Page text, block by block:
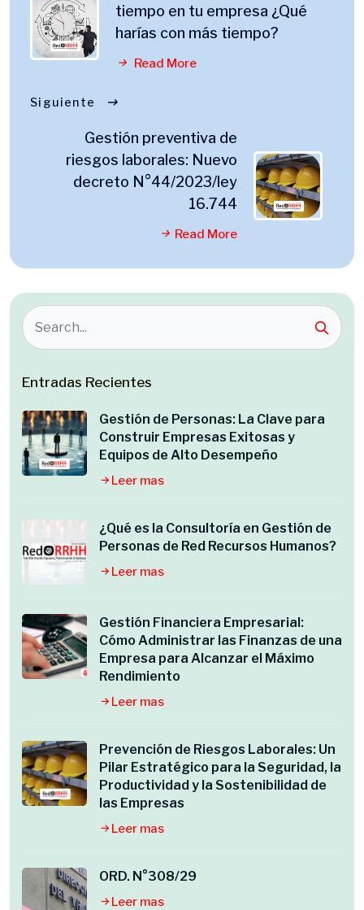
tiempo en tu empresa ¿Qué
harías con más tiempo?
Read More
Siguiente
Gestión preventiva de
riesgos laborales: Nuevo
decreto N°44/2023/ley
16.744
Read More
Entradas Recientes
Gestión de Personas: La Clave para
Construir Empresas Exitosas y
Equipos de Alto Desempeño
Leer mas
¿Qué es la Consultoría en Gestión de
Personas de Red Recursos Humanos?
Leer mas
Gestión Financiera Empresarial:
Cómo Administrar las Finanzas de una
Empresa para Alcanzar el Máximo
Rendimiento
Leer mas
Prevención de Riesgos Laborales: Un
Pilar Estratégico para la Seguridad, la
Productividad y la Sostenibilidad de
las Empresas
Leer mas
ORD. N°308/29
Leer mas